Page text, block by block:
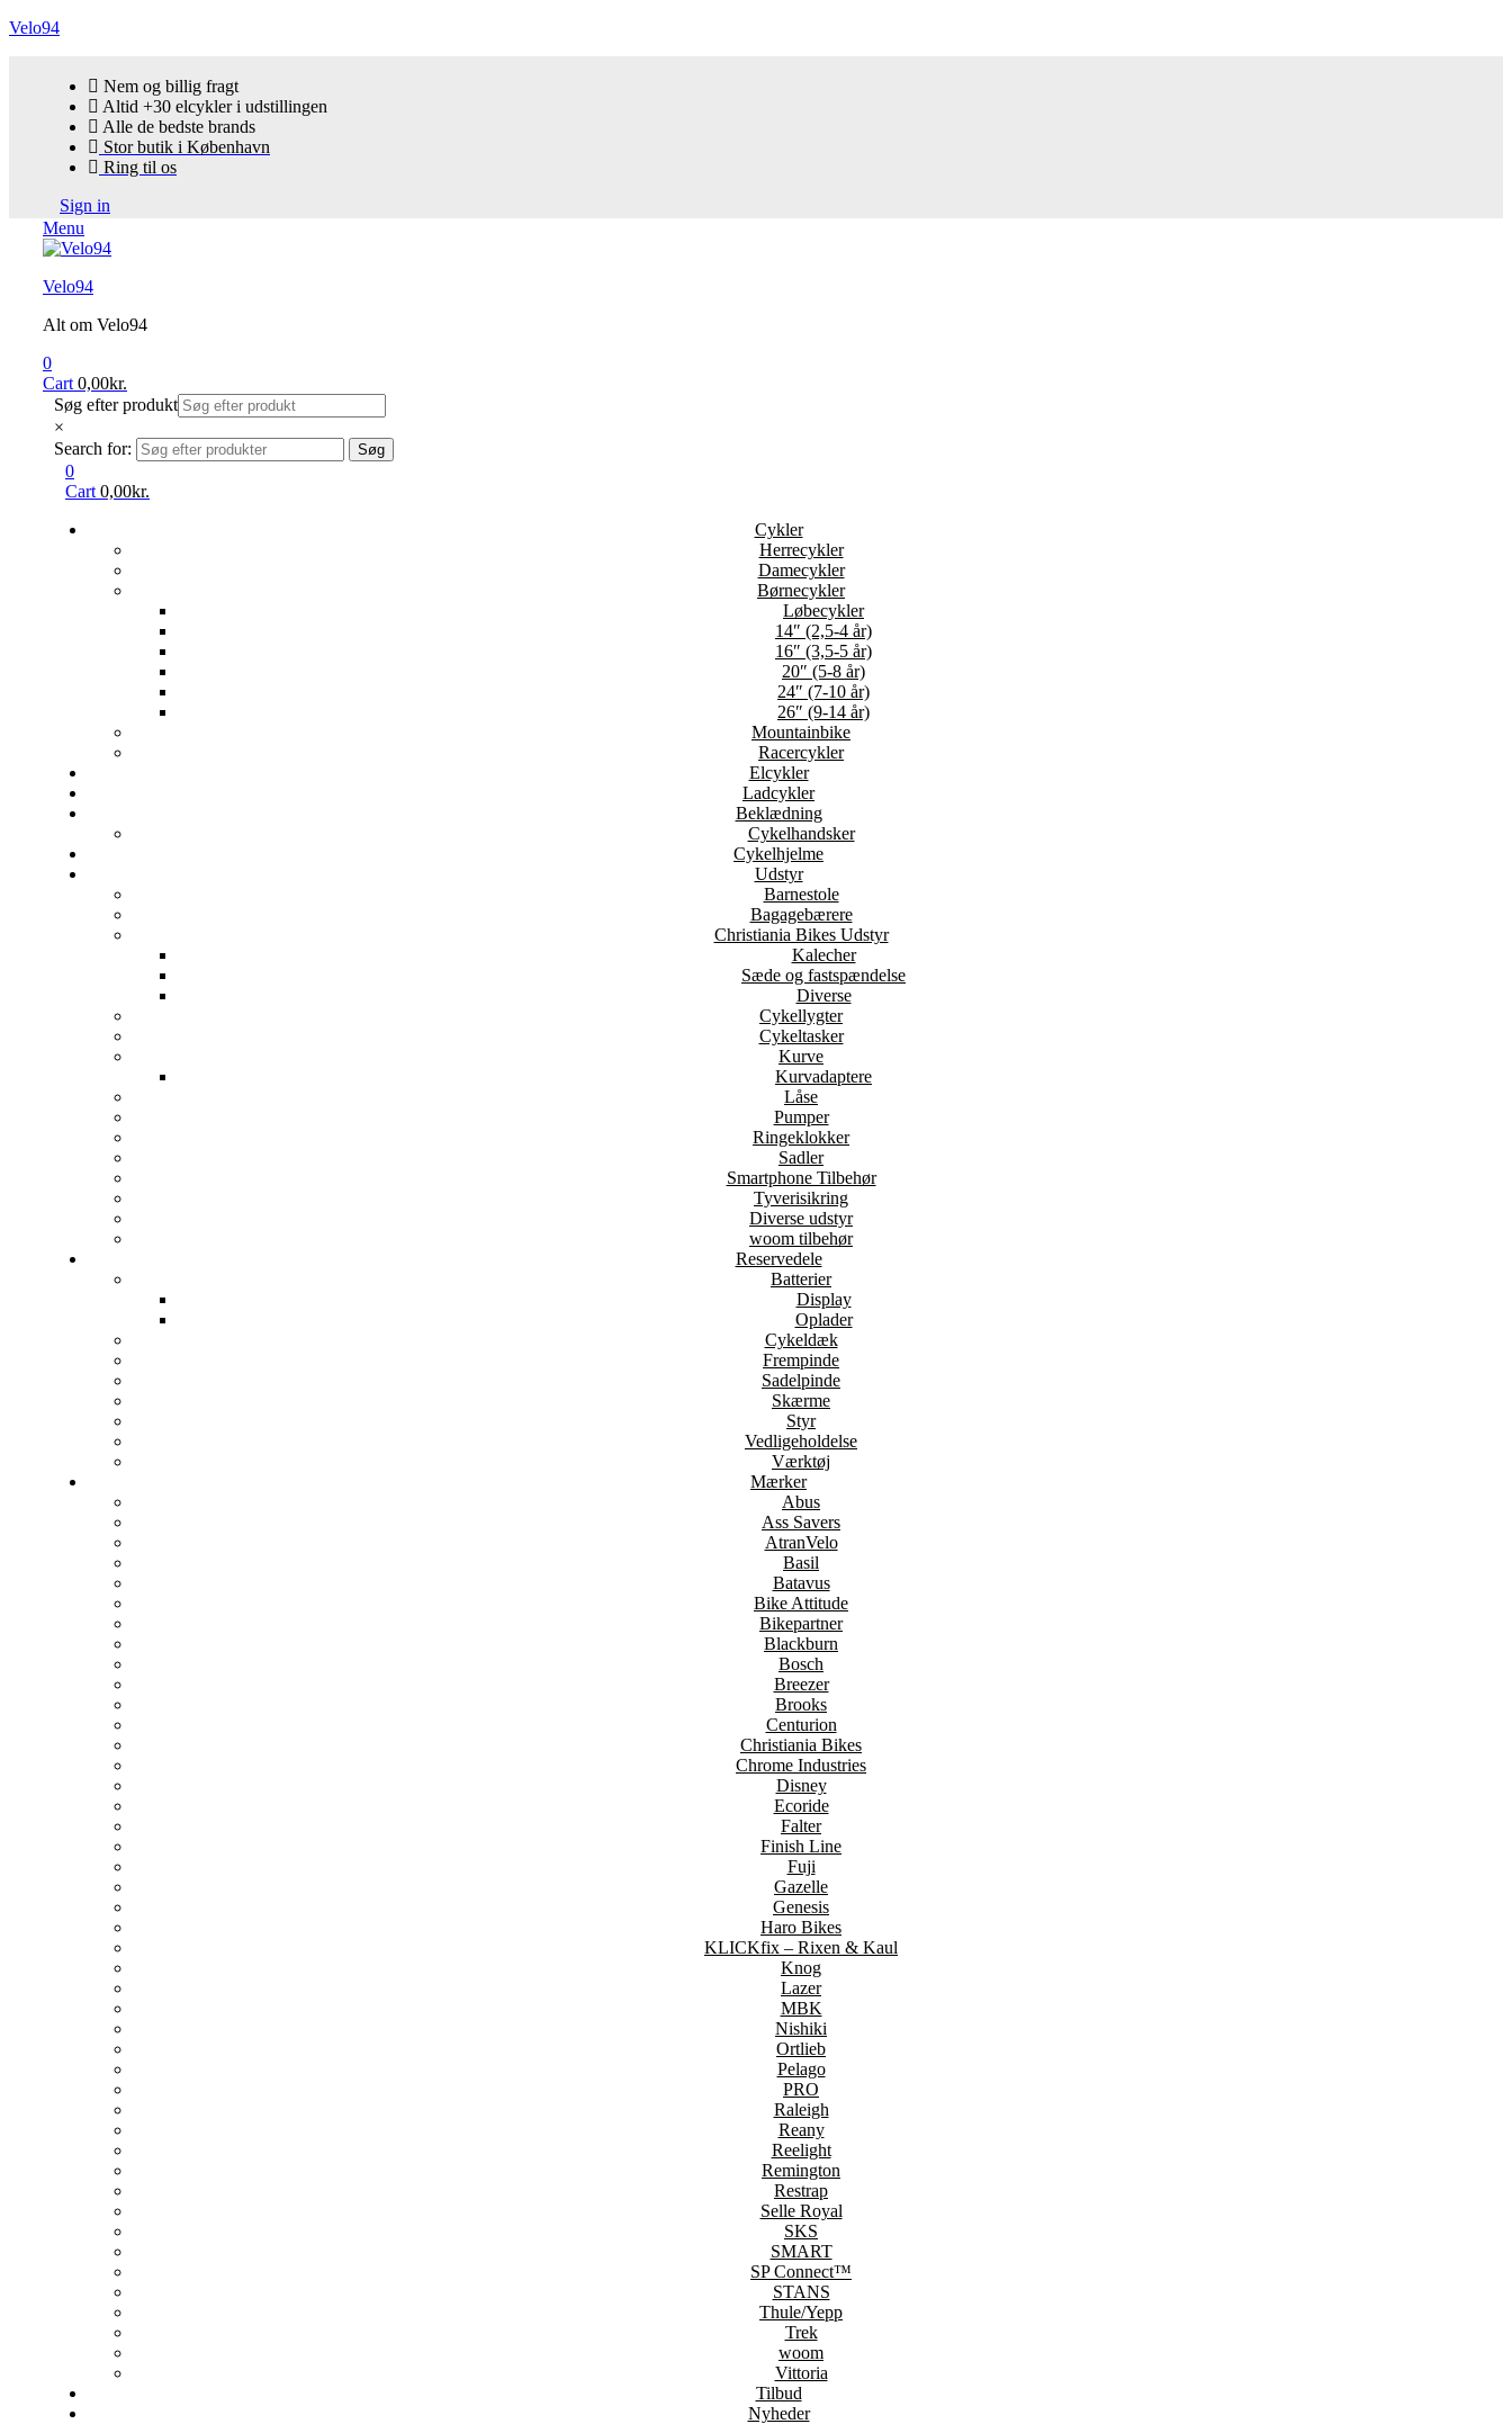
Velo94
Nem og billig fragt
Altid +30 elcykler i udstillingen
Alle de bedste brands
Stor butik i København
Ring til os
Sign in
Menu
Velo94
Alt om Velo94
0
Cart 0,00kr.
Søg efter produkt
×
Search for:
Søg
0
Cart 0,00kr.
Cykler
Herrecykler
Damecykler
Børnecykler
Løbecykler
14″ (2,5-4 år)
16″ (3,5-5 år)
20″ (5-8 år)
24″ (7-10 år)
26″ (9-14 år)
Mountainbike
Racercykler
Elcykler
Ladcykler
Beklædning
Cykelhandsker
Cykelhjelme
Udstyr
Barnestole
Bagagebærere
Christiania Bikes Udstyr
Kalecher
Sæde og fastspændelse
Diverse
Cykellygter
Cykeltasker
Kurve
Kurvadaptere
Låse
Pumper
Ringeklokker
Sadler
Smartphone Tilbehør
Tyverisikring
Diverse udstyr
woom tilbehør
Reservedele
Batterier
Display
Oplader
Cykeldæk
Frempinde
Sadelpinde
Skærme
Styr
Vedligeholdelse
Værktøj
Mærker
Abus
Ass Savers
AtranVelo
Basil
Batavus
Bike Attitude
Bikepartner
Blackburn
Bosch
Breezer
Brooks
Centurion
Christiania Bikes
Chrome Industries
Disney
Ecoride
Falter
Finish Line
Fuji
Gazelle
Genesis
Haro Bikes
KLICKfix – Rixen & Kaul
Knog
Lazer
MBK
Nishiki
Ortlieb
Pelago
PRO
Raleigh
Reany
Reelight
Remington
Restrap
Selle Royal
SKS
SMART
SP Connect™
STANS
Thule/Yepp
Trek
woom
Vittoria
Tilbud
Nyheder